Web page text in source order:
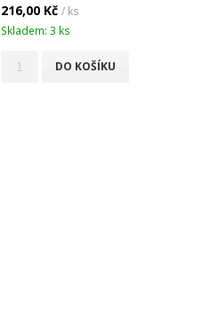
216,00 Kč/ ks
Skladem: 3 ks
DO KOŠÍKU